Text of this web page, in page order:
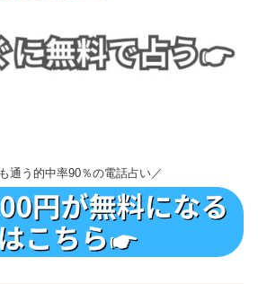
通う的中率90％の電話占い／